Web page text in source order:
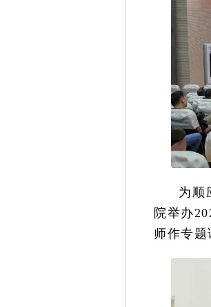
为顺
院举办
师作专题